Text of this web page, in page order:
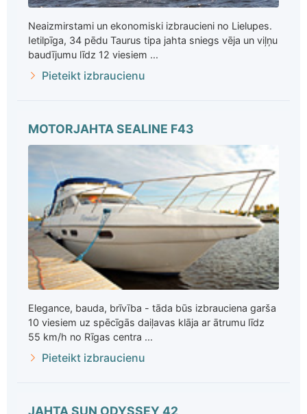
Neaizmirstami un ekonomiski izbraucieni no Lielupes.
Ietilpīga, 34 pēdu Taurus tipa jahta sniegs vēja un viļņu
baudījumu līdz 12 viesiem ...
Pieteikt izbraucienu
MOTORJAHTA SEALINE F43
Elegance, bauda, brīvība - tāda būs izbrauciena garša
10 viesiem uz spēcīgās daiļavas klāja ar ātrumu līdz
55 km/h no Rīgas centra ...
Pieteikt izbraucienu
JAHTA SUN ODYSSEY 42